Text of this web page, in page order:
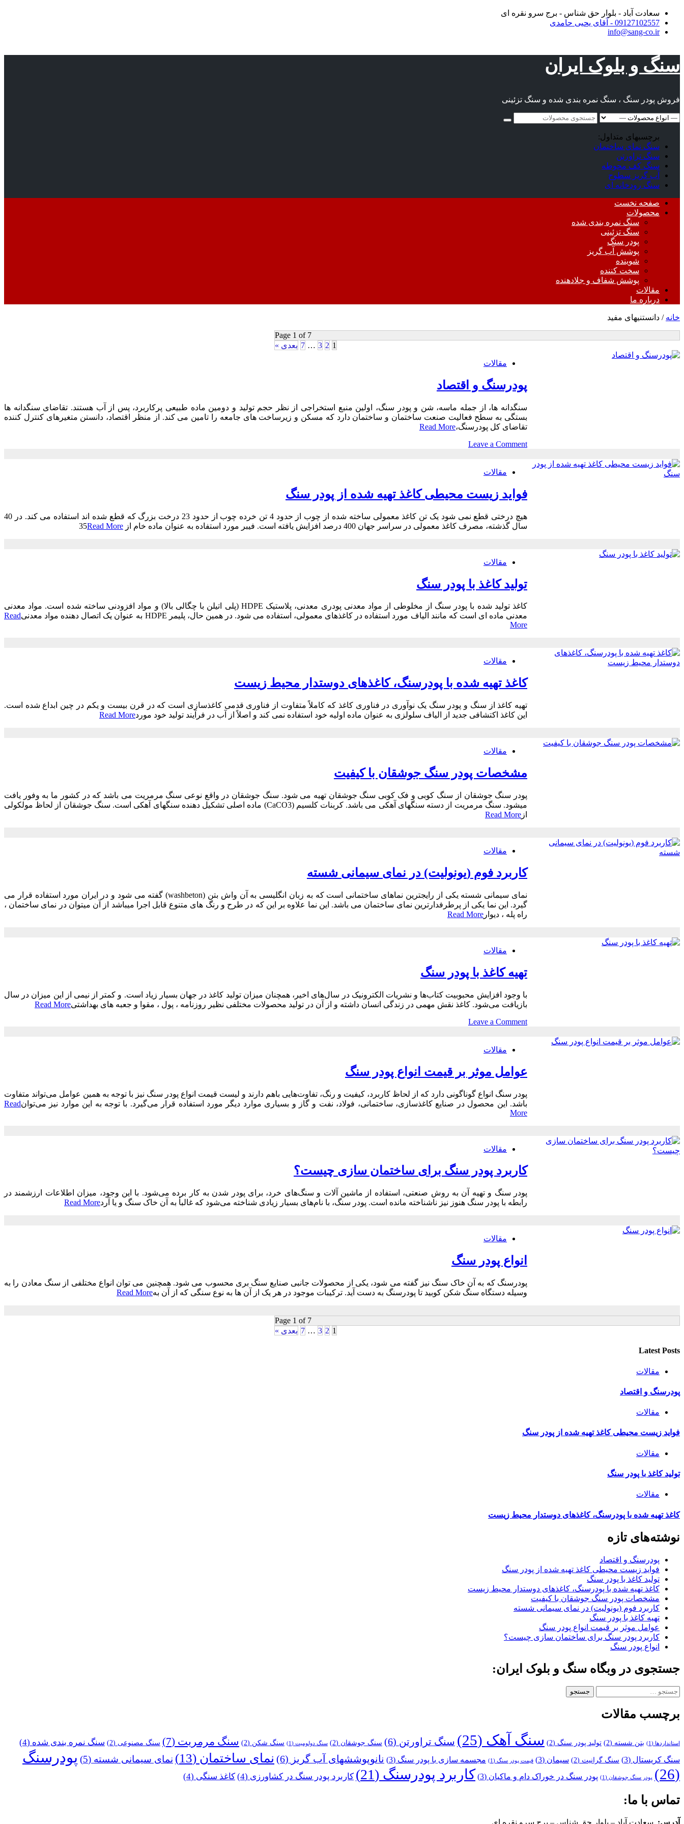
Skip
content
سعادت آباد - بلوار حق شناس - برج سرو نقره ای
09127102557 - آقای یحیی حامدی
info@sang-co.ir
سنگ و بلوک ایران
فروش پودر سنگ ، سنگ نمره بندی شده و سنگ تزئینی
Search
for:
سنگ نمای ساختمان
سنگ تراورتن
سنگ کف محوطه
آب گریز سطوح
سنگ رودخانه ای
Primary
Menu
صفحه نخست
محصولات
سنگ نمره بندی شده
سنگ تزئینی
پودر سنگ
پوشش آب گریز
شوینده
سخت کننده
پوشش شفاف و جلادهنده
مقالات
درباره ما
خانه / دانستنیهای مفید
دانستنیهای
Page 1 of 7
1
2
3
…
7 بعدی »
مقالات
پودرسنگ و اقتصاد
سنگدانه ها، از جمله ماسه، شن و پودر سنگ، اولین منبع استخراجی از نظر حجم تولید و دومین ماده طبیعی پرکاربرد، پس از آب هستند. تقاضای سنگدانه ها
بستگی به سطح فعالیت صنعت ساختمان و ساختمان دارد که مسکن و زیرساخت های جامعه را تامین می کند. از منظر اقتصاد، دانستن متغیرهای کنترل کننده
تقاضای کل پودرسنگ،Read More
Leave a Comment
مقالات
فواید زیست محیطی کاغذ تهیه شده از پودر سنگ
هیچ درختی قطع نمی شود یک تن کاغذ معمولی ساخته شده از چوب از حدود 4 تن خرده چوب از حدود 23 درخت بزرگ که قطع شده اند استفاده می کند. در 40
سال گذشته، مصرف کاغذ معمولی در سراسر جهان 400 درصد افزایش یافته است. فیبر مورد استفاده به عنوان ماده خام از 35
Read More
مقالات
تولید کاغذ با پودر سنگ
کاغذ تولید شده با پودر سنگ از مخلوطی از مواد معدنی پودری معدنی، پلاستیک HDPE (پلی اتیلن با چگالی بالا) و مواد افزودنی ساخته شده است. مواد معدنی
معدنی ماده ای است که مانند الیاف مورد استفاده در کاغذهای معمولی، استفاده می شود. در همین حال، پلیمر HDPE به عنوان یک اتصال دهنده مواد معدنی
Read
More
مقالات
کاغذ تهیه شده با پودرسنگ، کاغذهای دوستدار محیط زیست
تهیه کاغذ از سنگ و پودر سنگ یک نوآوری در فناوری کاغذ که کاملاً متفاوت از فناوری قدمی کاغذسازی است که در قرن بیست و یکم در چین ابداع شده است.
این کاغذ اکتشافی جدید از الیاف سلولزی به عنوان ماده اولیه خود استفاده نمی کند و اصلاً از آب در فرآیند تولید خود موردRead More
مقالات
مشخصات پودر سنگ جوشقان با کیفیت
پودر سنگ جوشقان از سنگ کوبی و فک کوبی سنگ جوشقان تهیه می شود. سنگ جوشقان در واقع نوعی سنگ مرمریت می باشد که در کشور ما به وفور یافت
میشود. سنگ مرمریت از دسته سنگهای آهکی می باشد. کربنات کلسیم (CaCO3) ماده اصلی تشکیل دهنده سنگهای آهکی است. سنگ جوشقان از لحاظ مولکولی
از Read More
مقالات
کاربرد فوم (یونولیت) در نمای سیمانی شسته
نمای سیمانی شسته یکی از رایجترین نماهای ساختمانی است که به زبان انگلیسی به آن واش بتن (washbeton) گفته می شود و در ایران مورد استفاده قرار می
گیرد. این نما یکی از پرطرفدارترین نمای ساختمان می باشد. این نما علاوه بر این که در طرح و رنگ های متنوع قابل اجرا میباشد از آن میتوان در نمای ساختمان ،
راه پله ، دیوار Read More
مقالات
تهیه کاغذ با پودر سنگ
با وجود افزایش محبوبیت کتاب‌ها و نشریات الکترونیک در سال‌های اخیر، همچنان میزان تولید کاغذ در جهان بسیار زیاد است. و کمتر از نیمی از این میزان در سال
بازیافت می‌شود. کاغذ نقش مهمی در زندگی انسان داشته و از آن در تولید محصولات مختلفی نظیر روزنامه ، پول ، مقوا و جعبه های بهداشتیRead More
Leave a Comment
سنگ
مقالات
عوامل موثر بر قیمت انواع پودر سنگ
پودر سنگ انواع گوناگونی دارد که از لحاظ کاربرد، کیفیت و رنگ، تفاوت‌هایی باهم دارند و لیست قیمت انواع پودر سنگ نیز با توجه به همین عوامل می‌تواند متفاوت
باشد. این محصول در صنایع کاغذسازی، ساختمانی، فولاد، نفت و گاز و بسیاری موارد دیگر مورد استفاده قرار می‌گیرد. با توجه به این موارد نیز می‌توانRead
More
مقالات
کاربرد پودر سنگ برای ساختمان سازی چیست؟
پودر سنگ و تهیه آن به روش صنعتی، استفاده از ماشین آلات و سنگ‌های خرد، برای پودر شدن به کار برده می‌شود. با این وجود، میزان اطلاعات ارزشمند در
رابطه با پودر سنگ هنوز نیز ناشناخته مانده است. پودر سنگ، با نام‌های بسیار زیادی شناخته می‌شود که غالبأ به آن خاک سنگ و یا آردRead More
مقالات
انواع پودر سنگ
پودرسنگ که به آن خاک سنگ نیز گفته می شود، یکی از محصولات جانبی صنایع سنگ بری محسوب می شود. همچنین می توان انواع مختلفی از سنگ معادن را به
وسیله دستگاه سنگ شکن کوبید تا پودرسنگ به دست آید. ترکیبات موجود در هر یک از آن ها به نوع سنگی که از آن بهRead More
Page 1 of 7
1
2
3
…
7 بعدی »
Latest Posts
مقالات
پودرسنگ و اقتصاد
مقالات
فواید زیست محیطی کاغذ تهیه شده از پودر سنگ
مقالات
تولید کاغذ با پودر سنگ
مقالات
کاغذ تهیه شده با پودرسنگ، کاغذهای دوستدار محیط زیست
نوشته‌های تازه
پودرسنگ و اقتصاد
فواید زیست محیطی کاغذ تهیه شده از پودر سنگ
تولید کاغذ با پودر سنگ
کاغذ تهیه شده با پودرسنگ، کاغذهای دوستدار محیط زیست
مشخصات پودر سنگ جوشقان با کیفیت
کاربرد فوم (یونولیت) در نمای سیمانی شسته
تهیه کاغذ با پودر سنگ
عوامل موثر بر قیمت انواع پودر سنگ
کاربرد پودر سنگ برای ساختمان سازی چیست؟
انواع پودر سنگ
جستجوی در وبگاه سنگ و بلوک ایران:
جستجو
برچسب مقالات
استانداردها (1) بتن شسته (2) تولید پودر سنگ (2) سنگ آهک (25) سنگ تراورتن (6) سنگ جوشقان (2) سنگ دولومیت (1) سنگ شکن (2) سنگ مرمریت (7) سنگ مصنوعی (2) سنگ نمره بندی شده (4)
سنگ کریستال (3) سنگ گرانیت (2) سیمان (3) قیمت پودر سنگ (1) مجسمه سازی با پودر سنگ (3) نانوپوششهای آب گریز (6) نمای ساختمان (13) نمای سیمانی شسته (5)
پودرسنگ
(26)
پودر سنگ جوشقان (1) پودر سنگ در خوراک دام و ماکیان (3) کاربرد پودرسنگ (21) کاربرد پودر سنگ در کشاورزی (4) کاغذ سنگی (4)
تماس با ما: